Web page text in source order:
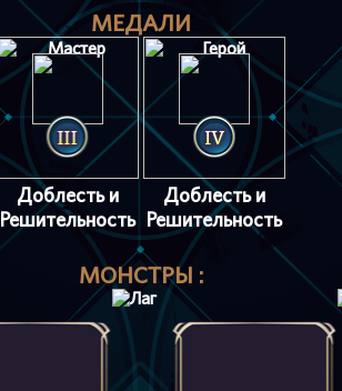
МЕДАЛИ
Доблесть и
Решительность
Доблесть и
Решительность
МОНСТРЫ :